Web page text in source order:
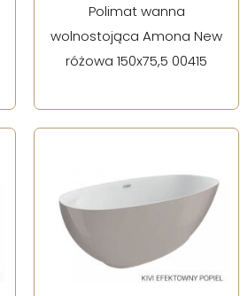
Polimat wanna
wolnostojąca Amona New
różowa 150x75,5 00415